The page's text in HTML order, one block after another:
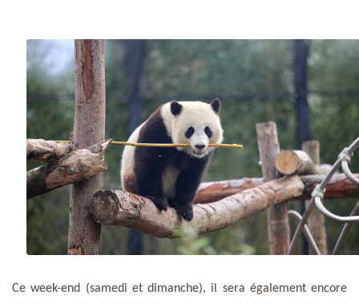
Ce week-end (samedi et dimanche), il sera également encore